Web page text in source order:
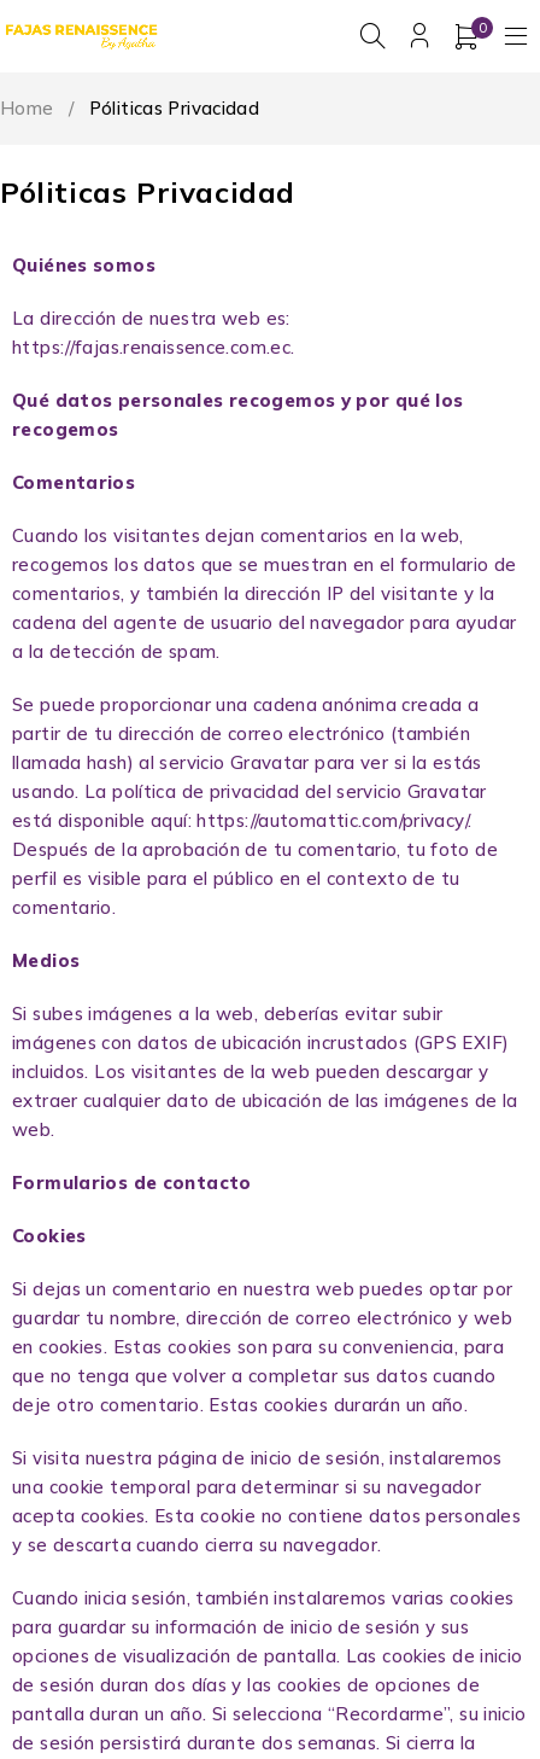
0
Póliticas Privacidad
Home / Póliticas Privacidad
Quiénes somos
La dirección de nuestra web es:
https://fajas.renaissence.com.ec.
Qué datos personales recogemos y por qué los
recogemos
Comentarios
Cuando los visitantes dejan comentarios en la web,
recogemos los datos que se muestran en el formulario de
comentarios, y también la dirección IP del visitante y la
cadena del agente de usuario del navegador para ayudar
a la detección de spam.
Se puede proporcionar una cadena anónima creada a
partir de tu dirección de correo electrónico (también
llamada hash) al servicio Gravatar para ver si la estás
usando. La política de privacidad del servicio Gravatar
está disponible aquí: https://automattic.com/privacy/.
Después de la aprobación de tu comentario, tu foto de
perfil es visible para el público en el contexto de tu
comentario.
Medios
Si subes imágenes a la web, deberías evitar subir
imágenes con datos de ubicación incrustados (GPS EXIF)
incluidos. Los visitantes de la web pueden descargar y
extraer cualquier dato de ubicación de las imágenes de la
web.
Formularios de contacto
Cookies
Si dejas un comentario en nuestra web puedes optar por
guardar tu nombre, dirección de correo electrónico y web
en cookies. Estas cookies son para su conveniencia, para
que no tenga que volver a completar sus datos cuando
deje otro comentario. Estas cookies durarán un año.
Si visita nuestra página de inicio de sesión, instalaremos
una cookie temporal para determinar si su navegador
acepta cookies. Esta cookie no contiene datos personales
y se descarta cuando cierra su navegador.
Cuando inicia sesión, también instalaremos varias cookies
para guardar su información de inicio de sesión y sus
opciones de visualización de pantalla. Las cookies de inicio
de sesión duran dos días y las cookies de opciones de
pantalla duran un año. Si selecciona “Recordarme”, su inicio
de sesión persistirá durante dos semanas. Si cierra la